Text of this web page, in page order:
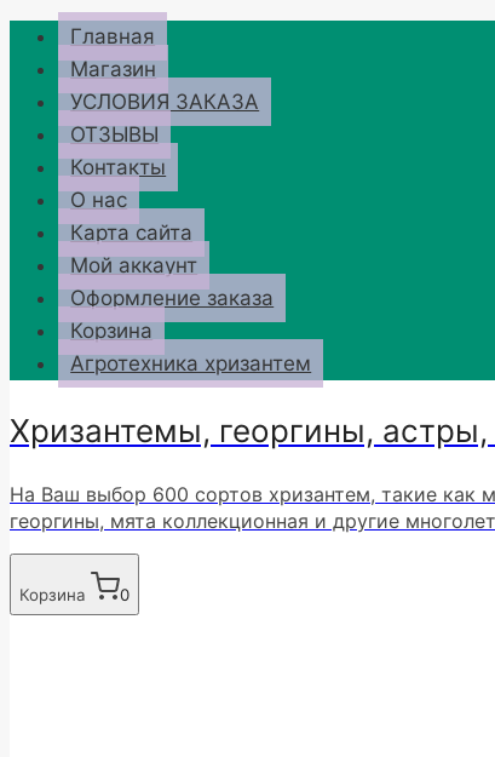
Перейти
содержимому
Главная
Магазин
УСЛОВИЯ ЗАКАЗА
ОТЗЫВЫ
Контакты
О нас
Карта сайта
Мой аккаунт
Оформление заказа
Корзина
Агротехника хризантем
Хризантемы, георгины,
На Ваш выбор 600 сортов хризантем, такие как
георгины, мята коллекционная и другие
Корзина 0